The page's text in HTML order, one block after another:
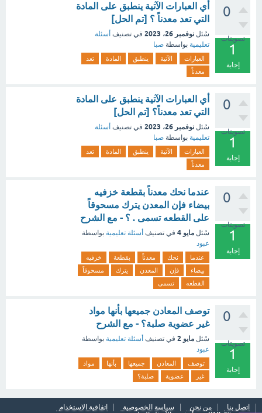
0
تصويتات
1
إجابة
أي العبارات الآتية ينطبق على المادة
التي تعد معدناً ؟ [تم الحل]
سُئل نوفمبر 26، 2023 في تصنيف أسئلة
تعليمية بواسطة صبا
العبارات الآتية ينطبق المادة
تعد
معدناً
0
تصويتات
1
إجابة
أي العبارات الآتية ينطبق على المادة
التي تعد معدناً؟ [تم الحل]
سُئل نوفمبر 26، 2023 في تصنيف أسئلة
تعليمية بواسطة صبا
العبارات الآتية ينطبق المادة
تعد
معدناً
0
تصويتات
1
إجابة
عندما نحك معدناً بقطعة خزفيه
بيضاء فإن المعدن يترك مسحوقاً
على القطعه تسمى . ؟ - مع الشرح
سُئل مايو 4 في تصنيف أسئلة تعليمية بواسطة
عبود
عندما نحك معدناً بقطعة
خزفيه
بيضاء
فإن المعدن يترك
مسحوقاً
القطعه
تسمى
0
تصويتات
1
إجابة
توصف المعادن جميعها بأنها مواد
غير عضوية صلبة؟ - مع الشرح
سُئل مايو 2 في تصنيف أسئلة تعليمية بواسطة
عبود
توصف المعادن جميعها بأنها
مواد
غير
عضوية صلبة؟
اتصل بنا من نحن سياسة الخصوصية
اتفاقية الاستخدام